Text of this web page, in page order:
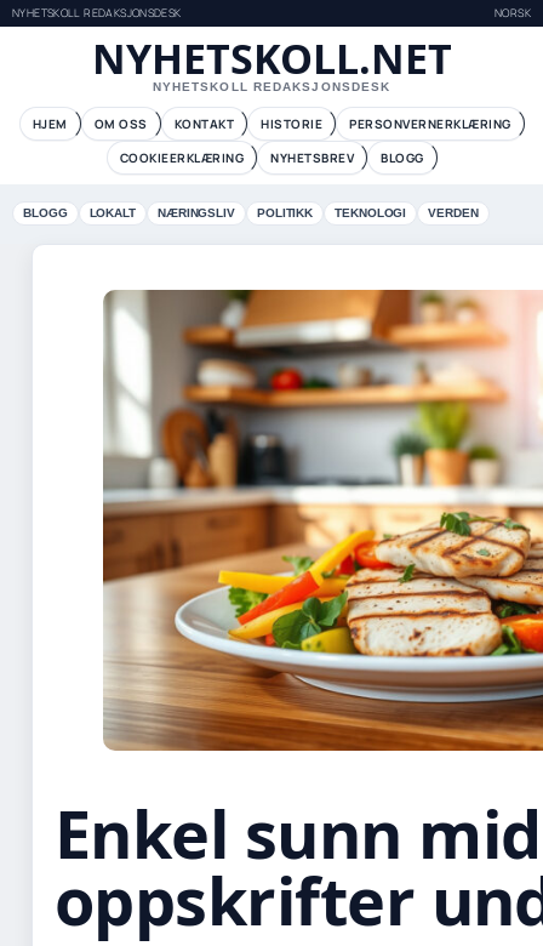
NYHETSKOLL REDAKSJONSDESK NORSK
NYHETSKOLL.NET
NYHETSKOLL REDAKSJONSDESK
HJEM OM OSS KONTAKT HISTORIE
PERSONVERNERKLÆRING
COOKIEERKLÆRING
NYHETSBREV BLOGG
BLOGG LOKALT NÆRINGSLIV POLITIKK TEKNOLOGI VERDEN
Enkel sunn
oppskrifter